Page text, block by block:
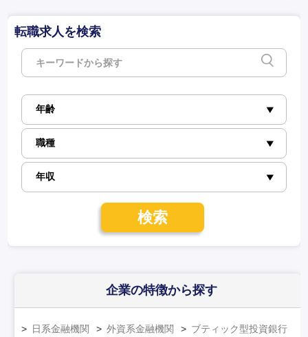
転職求人を検索
検索
企業の特徴から探す
日系金融機関 外資系金融機関 ブティック型投資銀行